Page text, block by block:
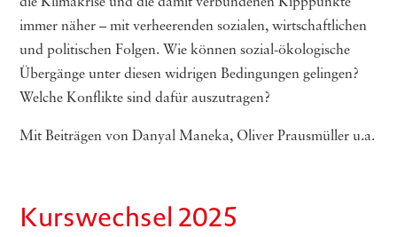
die Klimakrise und die damit verbundenen Kipppunkte
immer näher – mit verheerenden sozialen, wirtschaftlichen
und politischen Folgen. Wie können sozial-ökologische
Übergänge unter diesen widrigen Bedingungen gelingen?
Welche Konflikte sind dafür auszutragen?
Mit Beiträgen von Danyal Maneka, Oliver Prausmüller u.a.
Kurswechsel 2025